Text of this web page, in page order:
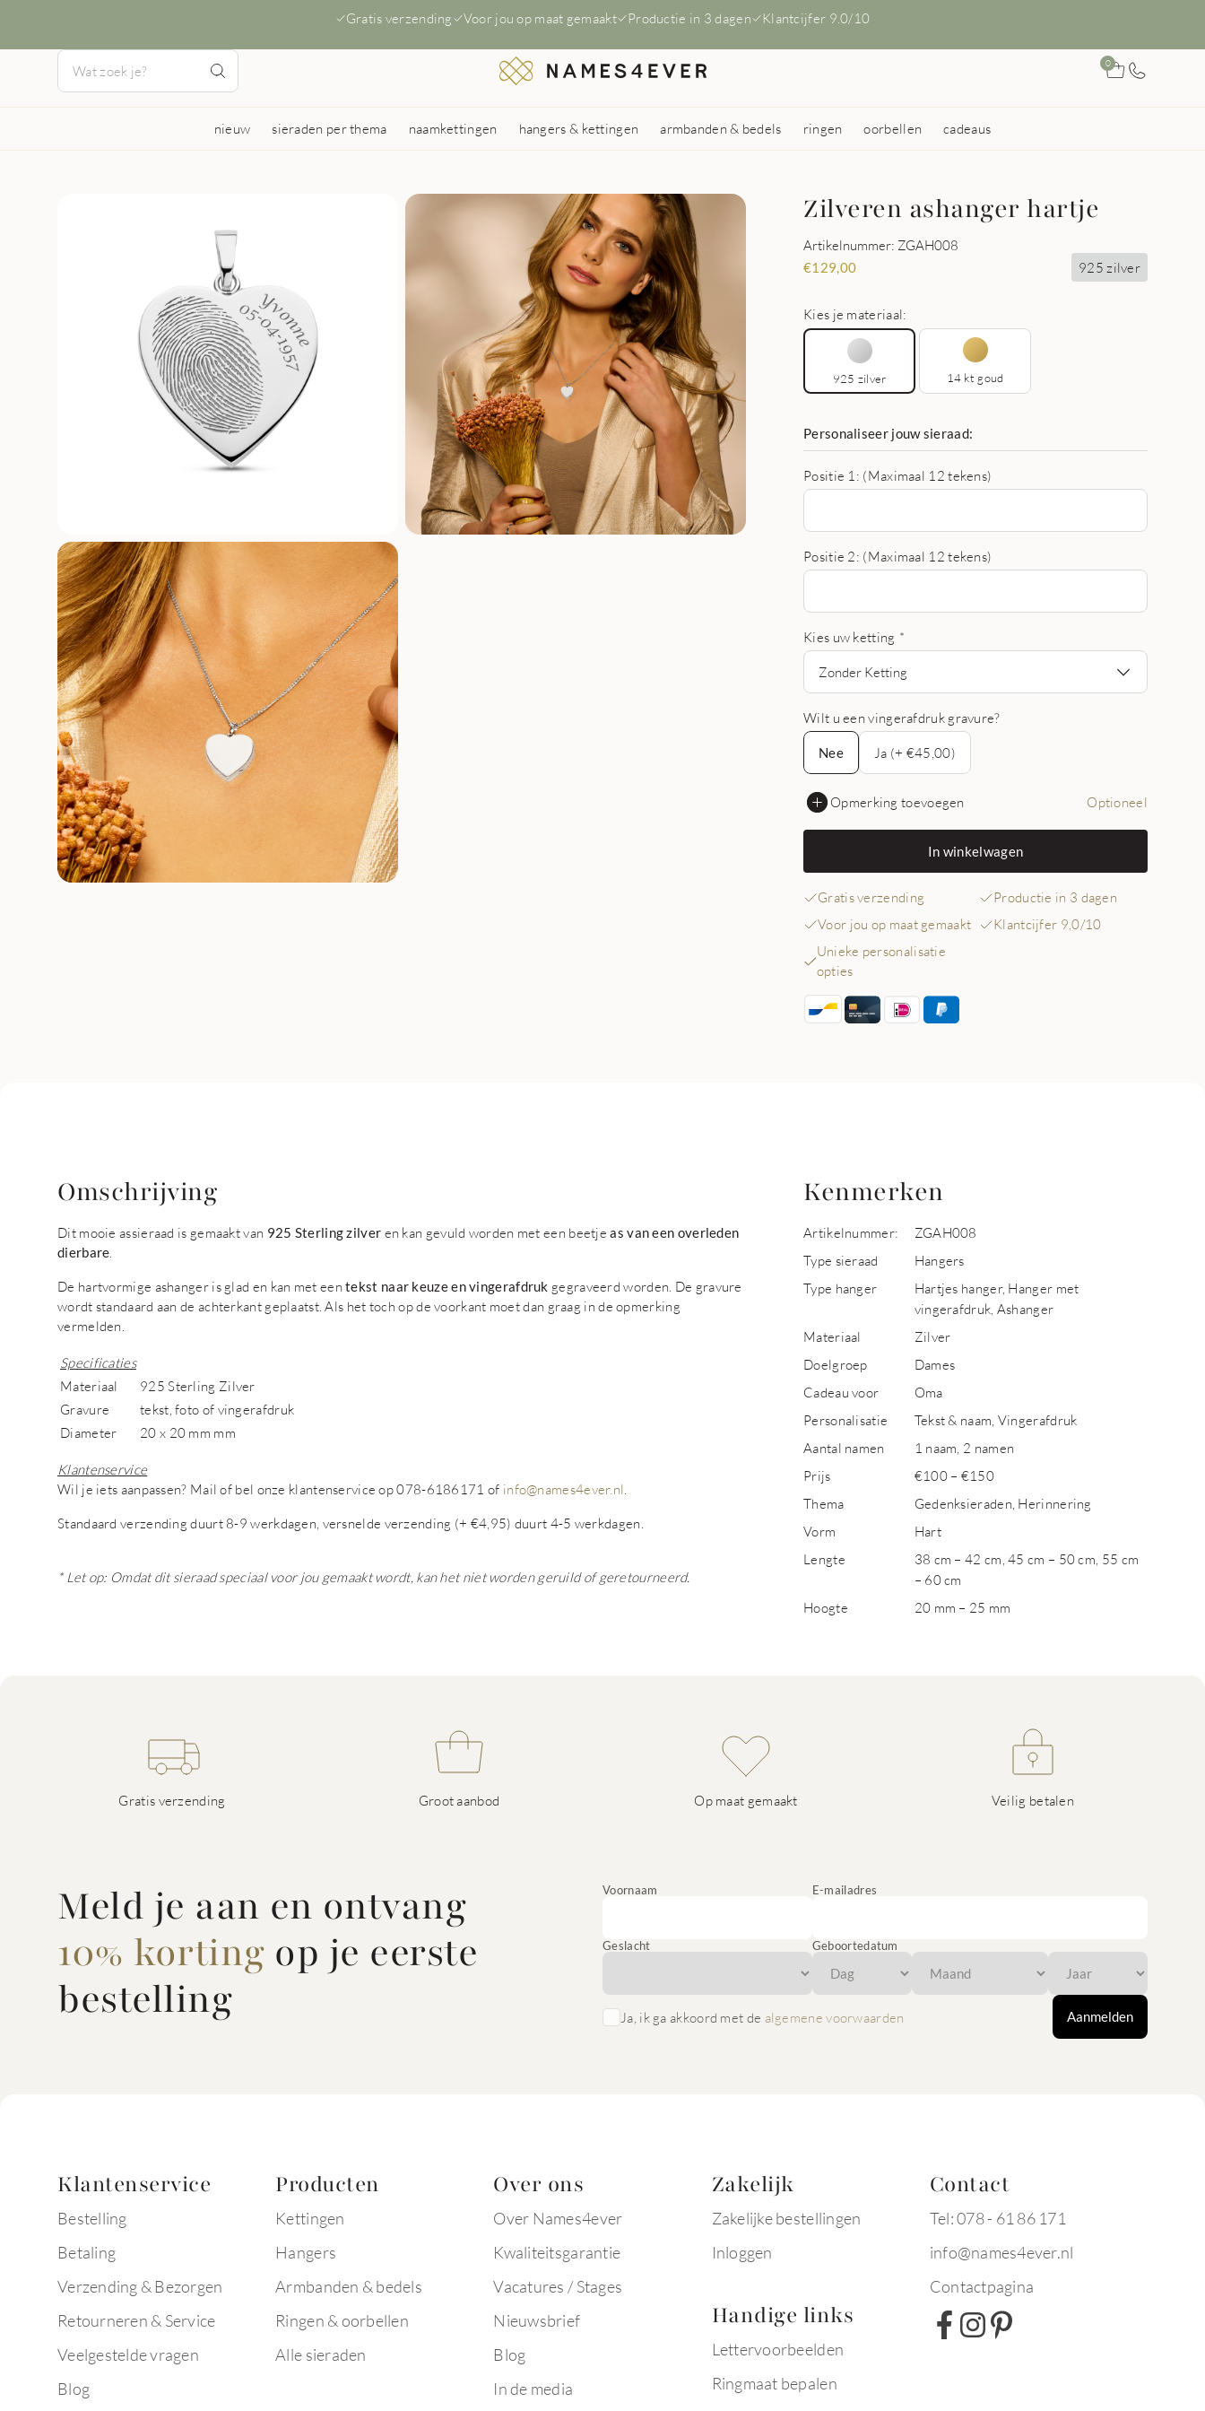
Gratis verzending Voor jou op maat gemaakt Productie in 3 dagen Klantcijfer 9.0/10
0
nieuw sieraden per thema naamkettingen hangers & kettingen armbanden & bedels ringen oorbellen cadeaus
Zilveren ashanger hartje
Artikelnummer: ZGAH008
€129,00 925 zilver
Kies je materiaal:
925 zilver 14 kt goud
Personaliseer jouw sieraad:
Positie 1: (Maximaal 12 tekens)
Positie 2: (Maximaal 12 tekens)
Kies uw ketting *
Zonder Ketting
Wilt u een vingerafdruk gravure?
Nee
Nee
Ja (+ €45,00)
Opmerking toevoegen Optioneel
In winkelwagen
Gratis verzending
Productie in 3 dagen
Voor jou op maat gemaakt
Klantcijfer 9,0/10
Unieke personalisatie
opties
Omschrijving
Dit mooie assieraad is gemaakt van 925 Sterling zilver en kan gevuld worden met een beetjeas van een overleden
dierbare
De hartvormige ashanger is glad en kan met eentekst naar keuze en vingerafdruk gegraveerd worden. De gravure
wordt standaard aan de achterkant geplaatst. Als het toch op de voorkant moet dan graag in de opmerking
vermelden.
Specificaties
Materiaal
925 Sterling Zilver
Gravure
tekst, foto of vingerafdruk
Diameter
20 x 20 mm mm
Klantenservice
Wil je iets aanpassen? Mail of bel onze klantenservice op 078-6186171 of info@names4ever.nl
Standaard verzending duurt 8-9 werkdagen, versnelde verzending (+ €4,95) duurt 4-5 werkdagen.
* Let op: Omdat dit sieraad speciaal voor jou gemaakt wordt, kan het niet worden geruild of geretourneerd.
Kenmerken
Artikelnummer:
ZGAH008
Type sieraad
Hangers
Type hanger
Hartjes hanger, Hanger met
vingerafdruk, Ashanger
Materiaal
Zilver
Doelgroep
Dames
Cadeau voor
Oma
Personalisatie
Tekst & naam, Vingerafdruk
Aantal namen
1 naam, 2 namen
Prijs
€100 – €150
Thema
Gedenksieraden, Herinnering
Vorm
Hart
Lengte
38 cm – 42 cm, 45 cm – 50 cm, 55 cm
– 60 cm
Hoogte
20 mm – 25 mm
Gratis verzending Groot aanbod Op maat gemaakt Veilig betalen
Meld je aan en ontvang
10% korting op je eerste
bestelling
Voornaam E-mailadres
Geslacht Geboortedatum
Ja, ik ga akkoord met de algemene voorwaarden Aanmelden
Klantenservice
Bestelling
Betaling
Verzending & Bezorgen
Retourneren & Service
Veelgestelde vragen
Blog
Producten
Kettingen
Hangers
Armbanden & bedels
Ringen & oorbellen
Alle sieraden
Over ons
Over Names4ever
Kwaliteitsgarantie
Vacatures / Stages
Nieuwsbrief
Blog
In de media
Zakelijk
Zakelijke bestellingen
Inloggen
Handige links
Lettervoorbeelden
Ringmaat bepalen
Contact
Tel: 078 - 61 86 171
info@names4ever.nl
Contactpagina